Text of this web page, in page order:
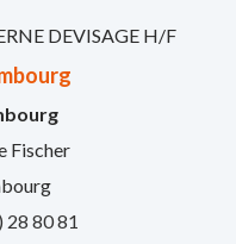
DEVISAGE H/F
Fischer
28 80 81